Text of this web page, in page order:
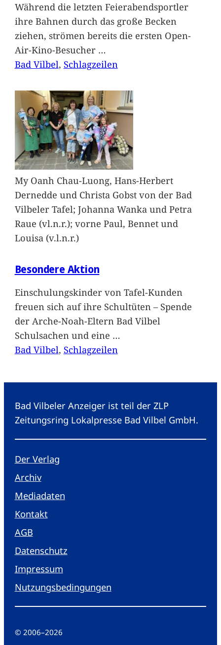
Während die letzten Feierabendsportler
ihre Bahnen durch das große Becken
ziehen, strömen bereits die ersten Open-
Air-Kino-Besucher …
Bad Vilbel, Schlagzeilen
My Oanh Chau-Luong, Hans-Herbert
Dernedde und Christa Gobst von der Bad
Vilbeler Tafel; Johanna Wanka und Petra
Raue (vl.n.r.); vorne Paul, Bennet und
Louisa (v.l.n.r.)
Besondere Aktion
Einschulungskinder von Tafel-Kunden
freuen sich auf ihre Schultüten – Spende
der Arche-Noah-Eltern Bad Vilbel
Schulsachen und eine …
Bad Vilbel, Schlagzeilen
Bad Vilbeler Anzeiger ist teil der ZLP
Zeitungsring Lokalpresse Bad Vilbel GmbH.
Der Verlag
Archiv
Mediadaten
Kontakt
AGB
Datenschutz
Impressum
Nutzungsbedingungen
© 2006–2026